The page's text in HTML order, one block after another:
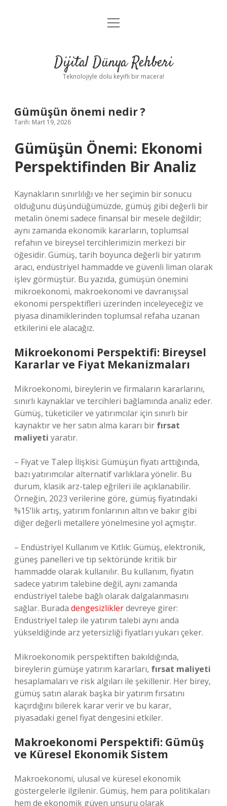
Anasayfa
Yasal Uyarı
menüyü
Dijital Dünya Rehberi
Teknolojiyle dolu keyifli bir macera!
Gümüşün önemi nedir ?
Tarih: Mart 19, 2026
Gümüşün Önemi: Ekonomi
Perspektifinden Bir Analiz
Kaynakların sınırlılığı ve her seçimin bir sonucu
olduğunu düşündüğümüzde, gümüş gibi değerli bir
metalin önemi sadece finansal bir mesele değildir;
aynı zamanda ekonomik kararların, toplumsal
refahın ve bireysel tercihlerimizin merkezi bir
öğesidir. Gümüş, tarih boyunca değerli bir yatırım
aracı, endüstriyel hammadde ve güvenli liman olarak
işlev görmüştür. Bu yazıda, gümüşün önemini
mikroekonomi, makroekonomi ve davranışsal
ekonomi perspektifleri üzerinden inceleyeceğiz ve
piyasa dinamiklerinden toplumsal refaha uzanan
etkilerini ele alacağız.
Mikroekonomi Perspektifi: Bireysel
Kararlar ve Fiyat Mekanizmaları
Mikroekonomi, bireylerin ve firmaların kararlarını,
sınırlı kaynaklar ve tercihleri bağlamında analiz eder.
Gümüş, tüketiciler ve yatırımcılar için sınırlı bir
kaynaktır ve her satın alma kararı bir fırsat
maliyeti yaratır.
– Fiyat ve Talep İlişkisi: Gümüşün fiyatı arttığında,
bazı yatırımcılar alternatif varlıklara yönelir. Bu
durum, klasik arz-talep eğrileri ile açıklanabilir.
Örneğin, 2023 verilerine göre, gümüş fiyatındaki
%15’lik artış, yatırım fonlarının altın ve bakır gibi
diğer değerli metallere yönelmesine yol açmıştır.
– Endüstriyel Kullanım ve Kıtlık: Gümüş, elektronik,
güneş panelleri ve tıp sektöründe kritik bir
hammadde olarak kullanılır. Bu kullanım, fiyatın
sadece yatırım talebine değil, aynı zamanda
endüstriyel talebe bağlı olarak dalgalanmasını
sağlar. Burada dengesizliklerdevreye girer:
Endüstriyel talep ile yatırım talebi aynı anda
yükseldiğinde arz yetersizliği fiyatları yukarı çeker.
Mikroekonomik perspektiften bakıldığında,
bireylerin gümüşe yatırım kararları, fırsat maliyeti
hesaplamaları ve risk algıları ile şekillenir. Her birey,
gümüş satın alarak başka bir yatırım fırsatını
kaçırdığını bilerek karar verir ve bu karar,
piyasadaki genel fiyat dengesini etkiler.
Makroekonomi Perspektifi: Gümüş
ve Küresel Ekonomik Sistem
Makroekonomi, ulusal ve küresel ekonomik
göstergelerle ilgilenir. Gümüş, hem para politikaları
hem de ekonomik güven unsuru olarak